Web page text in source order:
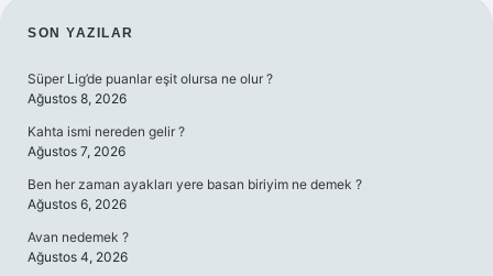
SIDEBAR
SON YAZILAR
Süper Lig’de puanlar eşit olursa ne olur ?
Ağustos 8, 2026
Kahta ismi nereden gelir ?
Ağustos 7, 2026
Ben her zaman ayakları yere basan biriyim ne demek ?
Ağustos 6, 2026
Avan nedemek ?
Ağustos 4, 2026